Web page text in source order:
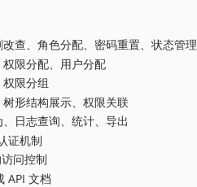
查、角色分配、密码重置、状态管理
限分配、用户分配
限分组
形结构展示、权限关联
日志查询、统计、导出
证机制
问控制
API 文档